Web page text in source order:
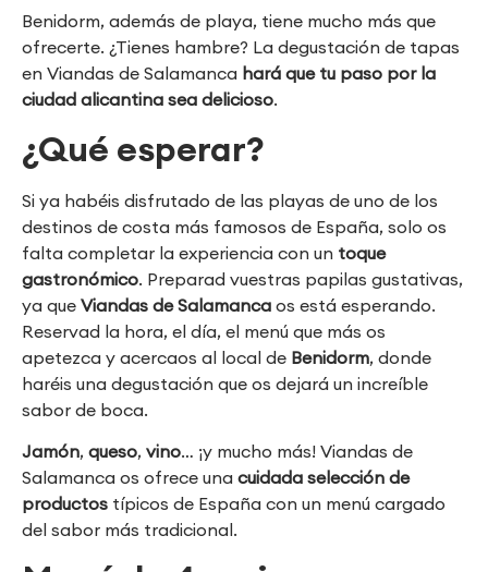
Benidorm, además de playa, tiene mucho más que
ofrecerte. ¿Tienes hambre? La degustación de tapas
en Viandas de Salamanca hará que tu paso por la
ciudad alicantina sea delicioso.
¿Qué esperar?
Si ya habéis disfrutado de las playas de uno de los
destinos de costa más famosos de España, solo os
falta completar la experiencia con un toque
gastronómico. Preparad vuestras papilas gustativas,
ya que Viandas de Salamanca os está esperando.
Reservad la hora, el día, el menú que más os
apetezca y acercaos al local de Benidorm, donde
haréis una degustación que os dejará un increíble
sabor de boca.
Jamón, queso, vino… ¡y mucho más! Viandas de
Salamanca os ofrece una cuidada selección de
productos típicos de España con un menú cargado
del sabor más tradicional.